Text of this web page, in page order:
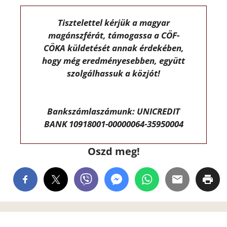
Tisztelettel kérjük a magyar
magánszférát, támogassa a CÖF-
CÖKA küldetését annak érdekében,
hogy még eredményesebben, együtt
szolgálhassuk a közjót!
Bankszámlaszámunk: UNICREDIT
BANK 10918001-00000064-35950004
Oszd meg!